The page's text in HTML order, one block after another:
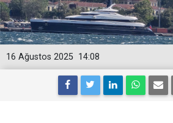
14:08
16 Ağustos 2025